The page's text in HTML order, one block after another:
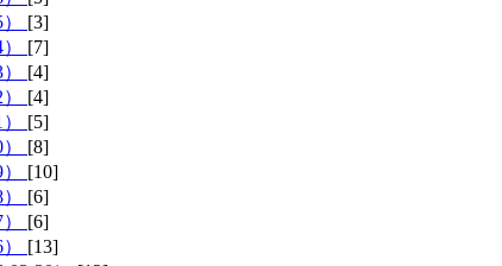
[3]
[7]
[4]
[4]
[5]
[8]
[10]
[6]
[6]
[13]